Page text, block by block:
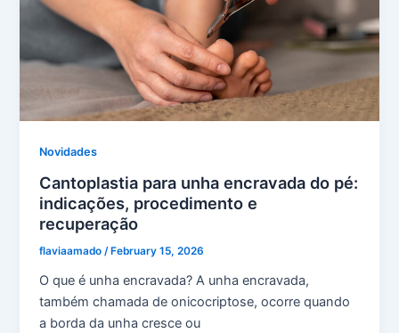
Novidades
Cantoplastia para unha encravada do pé:
indicações, procedimento e
recuperação
flaviaamado/February 15, 2026
O que é unha encravada? A unha encravada,
também chamada de onicocriptose, ocorre quando
a borda da unha cresce ou